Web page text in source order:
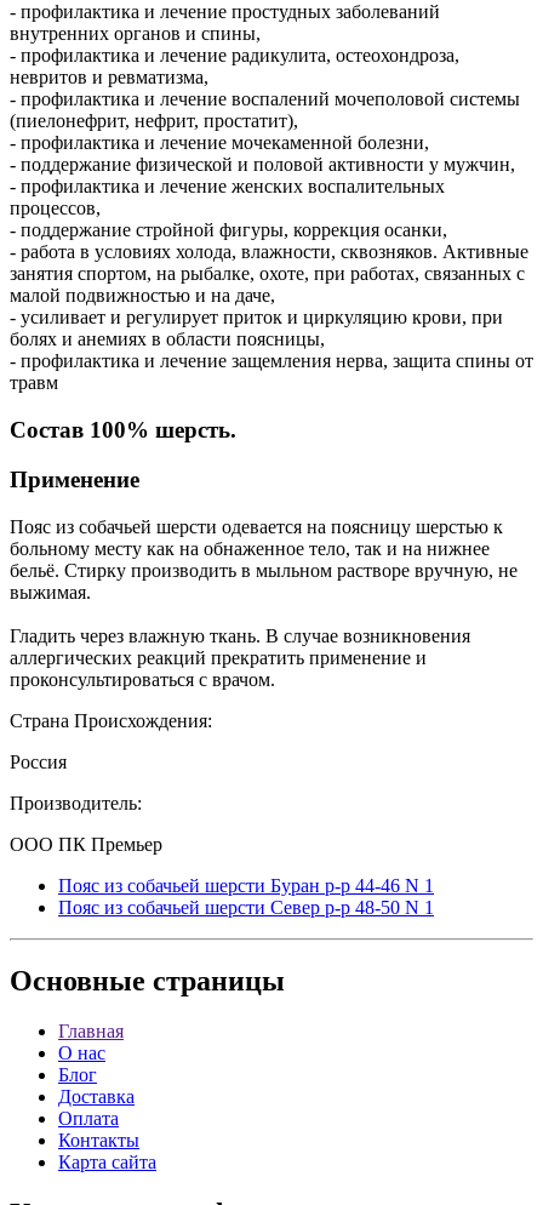
- профилактика и лечение простудных заболеваний
внутренних органов и спины,
- профилактика и лечение радикулита, остеохондроза,
невритов и ревматизма,
- профилактика и лечение воспалений мочеполовой системы
(пиелонефрит, нефрит, простатит),
- профилактика и лечение мочекаменной болезни,
- поддержание физической и половой активности у мужчин,
- профилактика и лечение женских воспалительных
процессов,
- поддержание стройной фигуры, коррекция осанки,
- работа в условиях холода, влажности, сквозняков. Активные
занятия спортом, на рыбалке, охоте, при работах, связанных с
малой подвижностью и на даче,
- усиливает и регулирует приток и циркуляцию крови, при
болях и анемиях в области поясницы,
- профилактика и лечение защемления нерва, защита спины от
травм
Состав 100% шерсть.
Применение
Пояс из собачьей шерсти одевается на поясницу шерстью к
больному месту как на обнаженное тело, так и на нижнее
бельё. Стирку производить в мыльном растворе вручную, не
выжимая.
Гладить через влажную ткань. В случае возникновения
аллергических реакций прекратить применение и
проконсультироваться с врачом.
Страна Происхождения:
Россия
Производитель:
ООО ПК Премьер
Пояс из собачьей шерсти Буран р-р 44-46 N 1
Пояс из собачьей шерсти Север р-р 48-50 N 1
Основные страницы
Главная
О нас
Блог
Доставка
Оплата
Контакты
Карта сайта